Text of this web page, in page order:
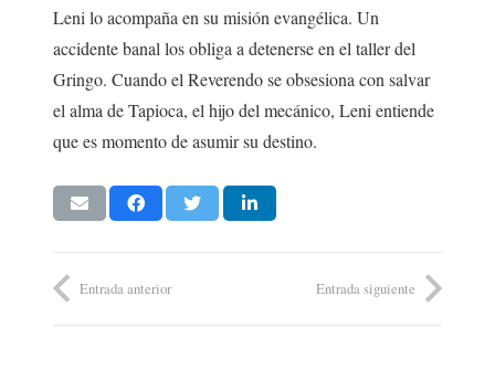
Leni lo acompaña en su misión evangélica. Un
accidente banal los obliga a detenerse en el taller del
Gringo. Cuando el Reverendo se obsesiona con salvar
el alma de Tapioca, el hijo del mecánico, Leni entiende
que es momento de asumir su destino.
Entrada anterior Entrada siguiente